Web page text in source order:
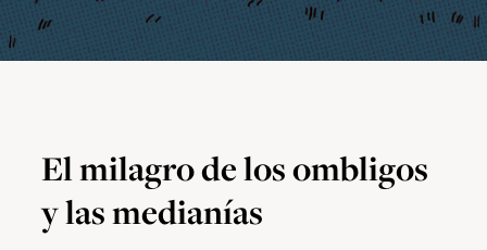
El milagro de los ombligos
y las medianías